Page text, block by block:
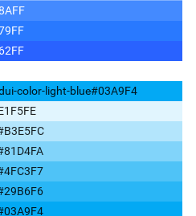
color-light-blue#03A9F4